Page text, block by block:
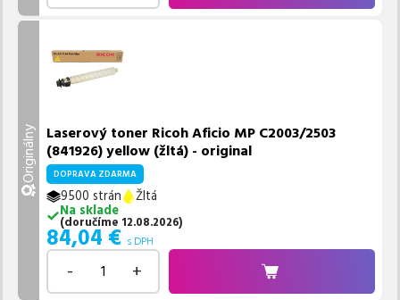
Originálny Laserový toner Ricoh Aficio MP C2003/2503
(841926) yellow (žltá) - original
DOPRAVA ZDARMA
9500 strán
Žltá
Na sklade
(doručíme 12.08.2026)
84,04 € s DPH
- +